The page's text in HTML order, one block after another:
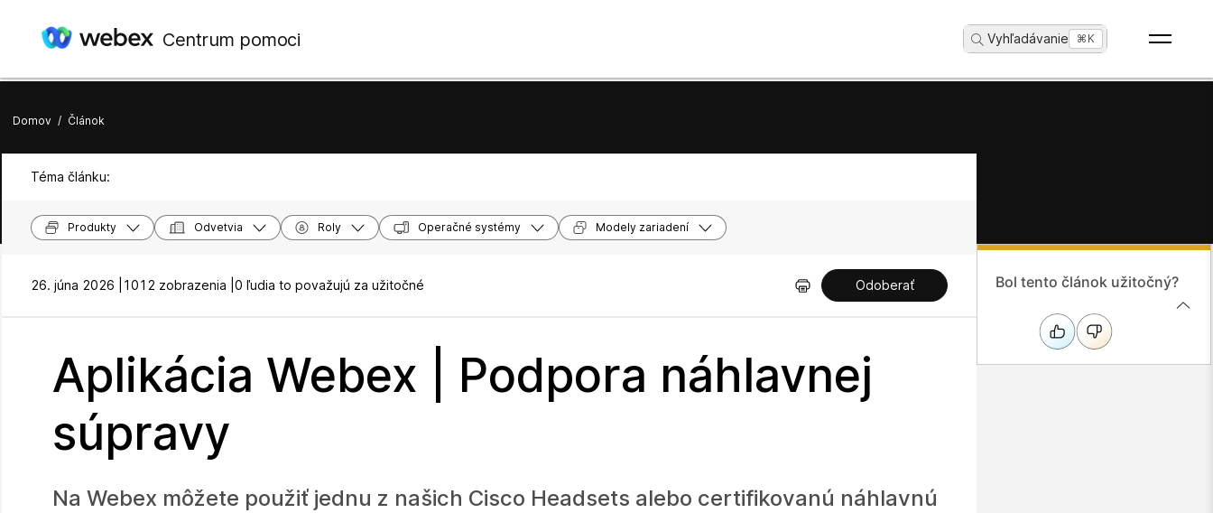
Centrum pomoci Vyhľadávanie ...⌘K
Domov / Článok
Téma článku:
Produkty Odvetvia Roly Operačné systémy Modely zariadení
26. júna 2026 | 1012 zobrazenia | 0 ľudia to považujú za užitočné Odoberať
Aplikácia Webex | Podpora náhlavnej
súpravy
Na Webex môžete použiť jednu z našich Cisco Headsets alebo certifikovanú náhlavnú
Bol tento článok užitočný?